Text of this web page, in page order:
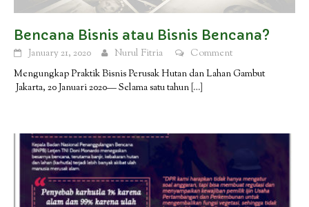
Bencana Bisnis atau Bisnis Bencana?
January 21, 2020 Nurul Fitria
Comment
Mengungkap Praktik Bisnis Perusak Hutan dan Lahan Gambut
Jakarta, 20 Januari 2020— Selama satu tahun […]